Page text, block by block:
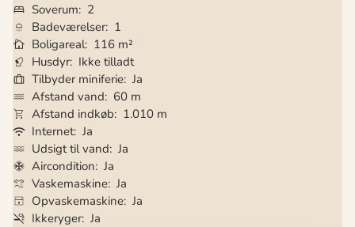
Soverum
2
Badeværelser 1
Boligareal 116 m²
Husdyr Ikke tilladt
Tilbyder miniferie Ja
Afstand vand
60 m
Afstand indkøb
1.010 m
Internet Ja
Udsigt til vand Ja
Aircondition Ja
Vaskemaskine Ja
Opvaskemaskine Ja
Ikkeryger Ja